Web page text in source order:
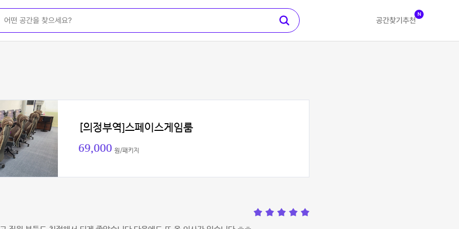
공간찾기 추천
N
[의정부역]스페이스게임룸
69,000 원/패키지